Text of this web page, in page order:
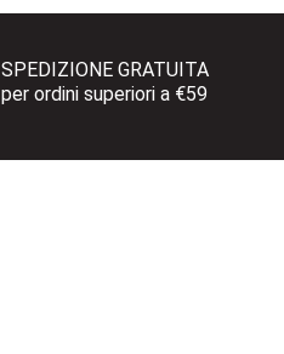
SPEDIZIONE GRATUITA
per ordini superiori a €59